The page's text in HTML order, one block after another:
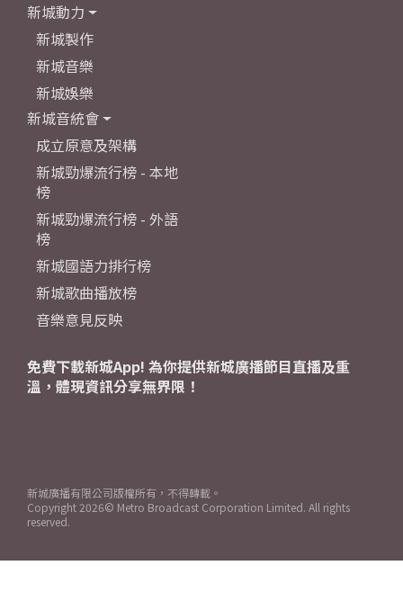
新城動力
新城製作
新城音樂
新城娛樂
新城音統會
成立原意及架構
新城勁爆流行榜 - 本地
榜
新城勁爆流行榜 - 外語
榜
新城國語力排行榜
新城歌曲播放榜
音樂意見反映
免費下載新城App! 為你提供新城廣播節目直播及重
溫，體現資訊分享無界限！
新城廣播有限公司版權所有，不得轉載。
Copyright 2026© Metro Broadcast Corporation Limited. All rights
reserved.